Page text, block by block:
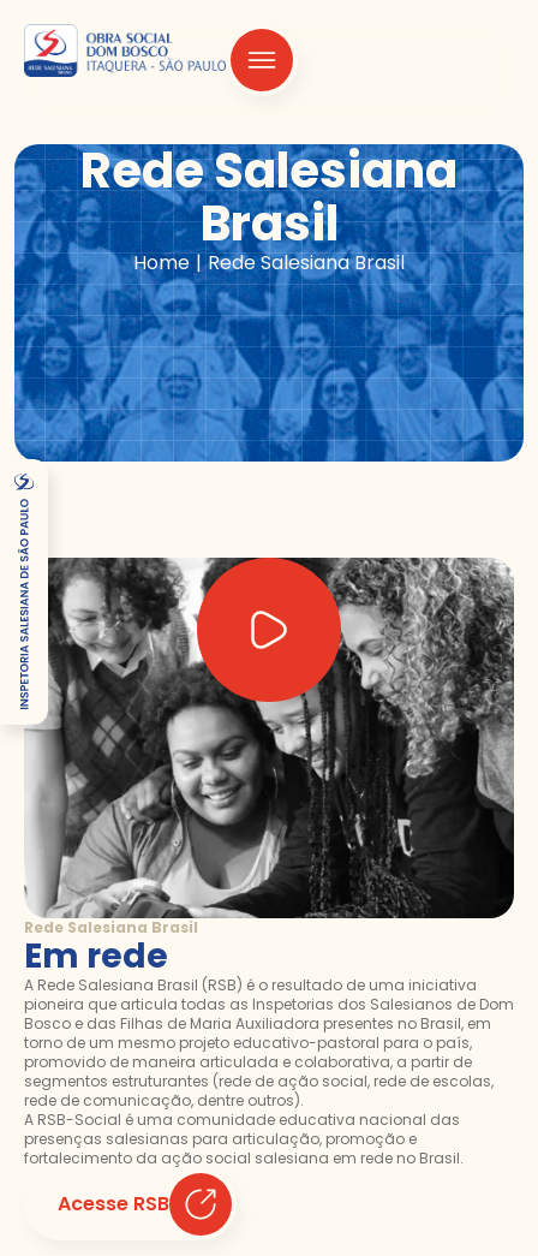
Rede Salesiana
Brasil
Home | Rede Salesiana Brasil
Rede Salesiana Brasil
Em rede
A Rede Salesiana Brasil (RSB) é o resultado de uma iniciativa
pioneira que articula todas as Inspetorias dos Salesianos de Dom
Bosco e das Filhas de Maria Auxiliadora presentes no Brasil, em
torno de um mesmo projeto educativo-pastoral para o país,
promovido de maneira articulada e colaborativa, a partir de
segmentos estruturantes (rede de ação social, rede de escolas,
rede de comunicação, dentre outros).
A RSB-Social é uma comunidade educativa nacional das
presenças salesianas para articulação, promoção e
fortalecimento da ação social salesiana em rede no Brasil.
Acesse RSB